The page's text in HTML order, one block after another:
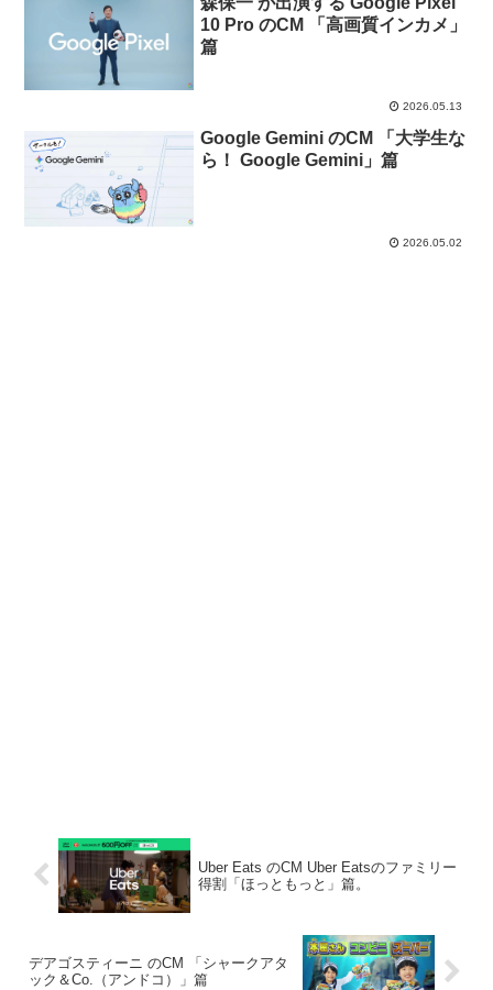
10 Pro のCM 「高画質インカメ」
篇
2026.05.13
Google Gemini のCM 「大学生な
ら！ Google Gemini」篇
2026.05.02
Uber Eats のCM Uber Eatsのファミリー
得割「ほっともっと」篇。
デアゴスティーニ のCM 「シャークアタ
ック＆Co.（アンドコ）」篇